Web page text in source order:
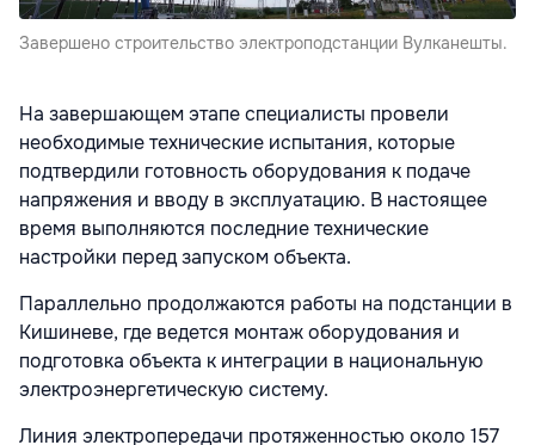
Завершено строительство электроподстанции Вулканешты.
На завершающем этапе специалисты провели
необходимые технические испытания, которые
подтвердили готовность оборудования к подаче
напряжения и вводу в эксплуатацию. В настоящее
время выполняются последние технические
настройки перед запуском объекта.
Параллельно продолжаются работы на подстанции в
Кишиневе, где ведется монтаж оборудования и
подготовка объекта к интеграции в национальную
электроэнергетическую систему.
Линия электропередачи протяженностью около 157